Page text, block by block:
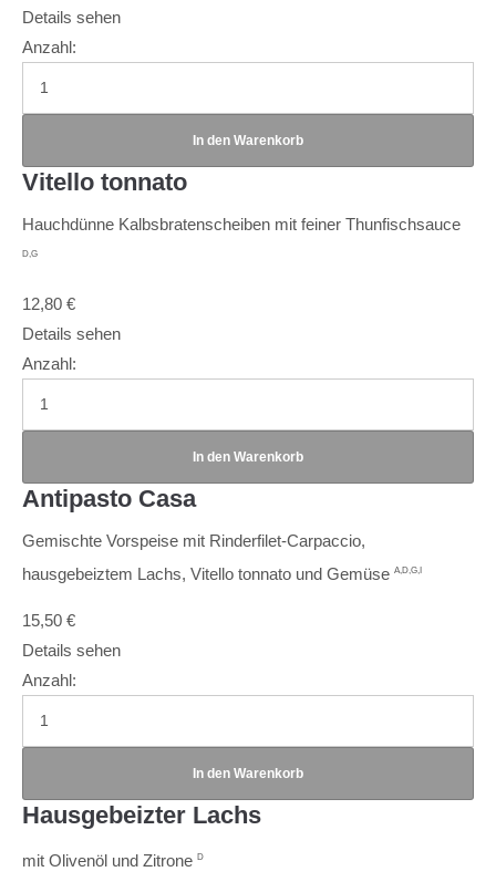
Details sehen
Anzahl:
Vitello tonnato
Hauchdünne Kalbsbratenscheiben mit feiner Thunfischsauce
D,G
12,80 €
Details sehen
Anzahl:
Antipasto Casa
Gemischte Vorspeise mit Rinderfilet-Carpaccio,
hausgebeiztem Lachs, Vitello tonnato und Gemüse A,D,G,I
15,50 €
Details sehen
Anzahl:
Hausgebeizter Lachs
mit Olivenöl und Zitrone D